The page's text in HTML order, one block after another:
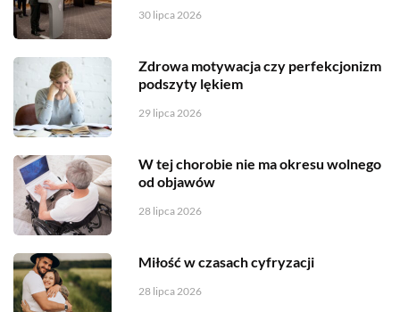
30 lipca 2026
Zdrowa motywacja czy perfekcjonizm
podszyty lękiem
29 lipca 2026
W tej chorobie nie ma okresu wolnego
od objawów
28 lipca 2026
Miłość w czasach cyfryzacji
28 lipca 2026